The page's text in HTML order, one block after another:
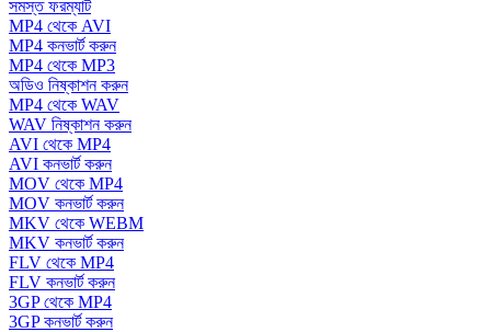
সমস্ত ফরম্যাট
MP4 থেকে AVI
MP4 কনভার্ট করুন
MP4 থেকে MP3
অডিও নিষ্কাশন করুন
MP4 থেকে WAV
WAV নিষ্কাশন করুন
AVI থেকে MP4
AVI কনভার্ট করুন
MOV থেকে MP4
MOV কনভার্ট করুন
MKV থেকে WEBM
MKV কনভার্ট করুন
FLV থেকে MP4
FLV কনভার্ট করুন
3GP থেকে MP4
3GP কনভার্ট করুন